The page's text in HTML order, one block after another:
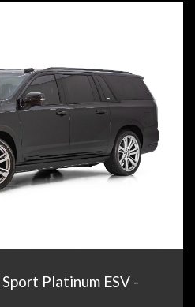
Sport Platinum ESV -